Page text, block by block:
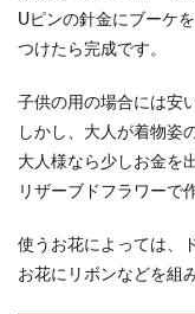
Uピンの針金にブーケ
つけたら完成です。
子供の用の場合には安
しかし、大人が着物姿
大人様なら少しお金を
リザーブドフラワーで
使うお花によっては、
お花にリボンなどを組